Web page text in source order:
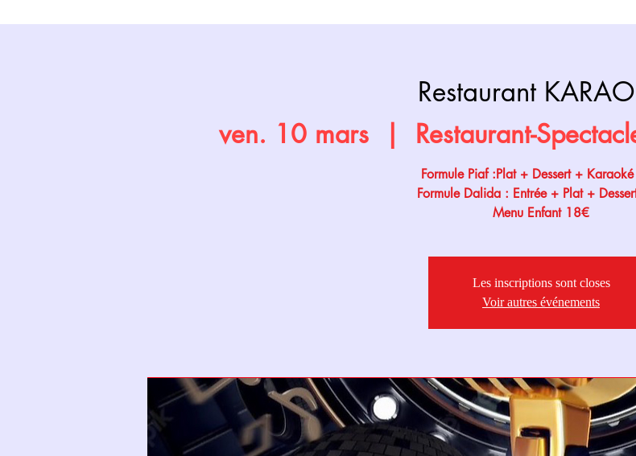
Restaurant
ven. 10 mars Restaurant-
Formule Piaf :Plat + Dessert +
Formule Dalida : Entrée + Plat +
Menu Enfant 18€
Les inscriptions sont closes
Voir autres événements